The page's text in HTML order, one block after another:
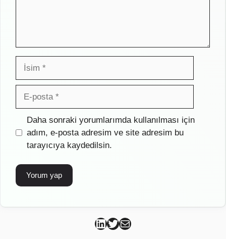
İsim
posta
İnternet
sitesi
Daha sonraki yorumlarımda kullanılması için
adım, e-posta adresim ve site adresim bu
tarayıcıya kaydedilsin.
Can Kütahya Linkedin
Can Kütahya Twitter
Can Kütahya Mail